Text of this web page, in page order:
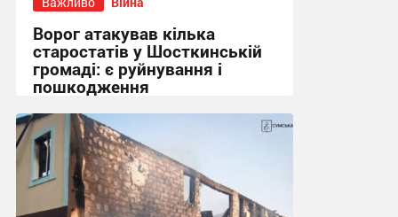
Ворог атакував кілька
старостатів у Шосткинській
громаді: є руйнування і
пошкодження
09:52 сьогодні